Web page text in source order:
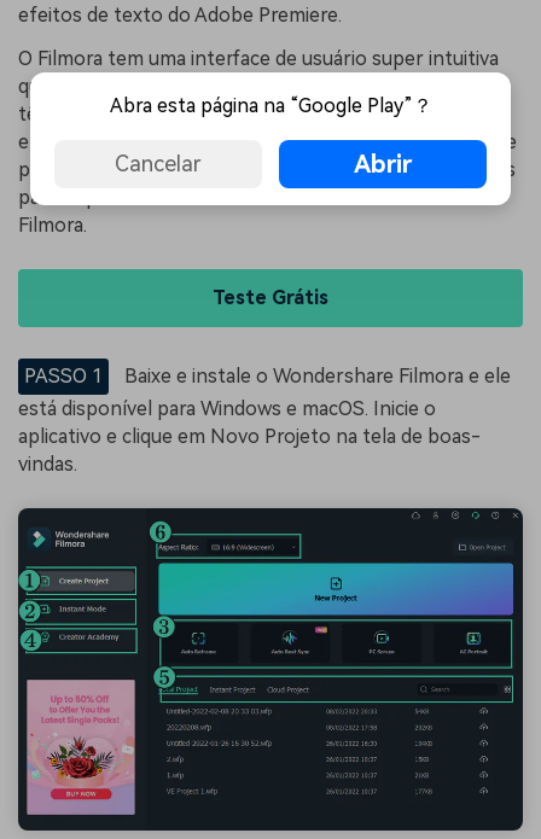
efeitos de texto do Adobe Premiere.
O Filmora tem uma interface de usuário super intuitiva
que é adequada para todos, incluindo aqueles que não
têm experiência anterior em edição de vídeo. Há mais
efeitos de texto e animações disponíveis que você pode
personalizar para obter o efeito desejado. Aqui estão os
passos para adicionar efeitos de texto ao seu vídeo no
Filmora.
Teste Grátis
PASSO 1
Baixe e instale o Wondershare Filmora e ele
está disponível para Windows e macOS. Inicie o
aplicativo e clique em Novo Projeto na tela de boas-
vindas.
Abra esta página na “Google Play”？
Cancelar Abrir